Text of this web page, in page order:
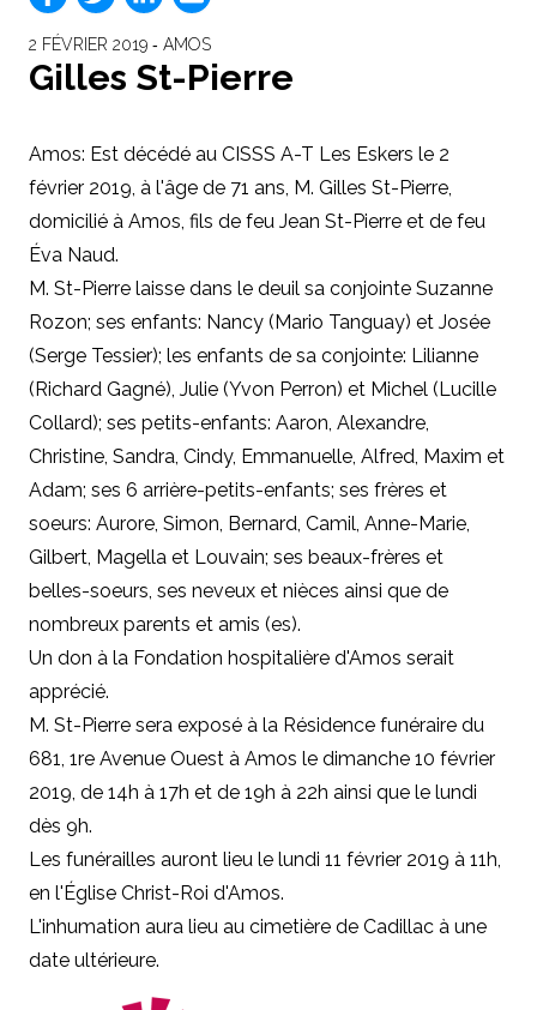
2 FÉVRIER 2019 ‐ AMOS
Gilles St-Pierre
Amos: Est décédé au CISSS A-T Les Eskers le 2
février 2019, à l'âge de 71 ans, M. Gilles St-Pierre,
domicilié à Amos, fils de feu Jean St-Pierre et de feu
Éva Naud.
M. St-Pierre laisse dans le deuil sa conjointe Suzanne
Rozon; ses enfants: Nancy (Mario Tanguay) et Josée
(Serge Tessier); les enfants de sa conjointe: Lilianne
(Richard Gagné), Julie (Yvon Perron) et Michel (Lucille
Collard); ses petits-enfants: Aaron, Alexandre,
Christine, Sandra, Cindy, Emmanuelle, Alfred, Maxim et
Adam; ses 6 arrière-petits-enfants; ses frères et
soeurs: Aurore, Simon, Bernard, Camil, Anne-Marie,
Gilbert, Magella et Louvain; ses beaux-frères et
belles-soeurs, ses neveux et nièces ainsi que de
nombreux parents et amis (es).
Un don à la Fondation hospitalière d'Amos serait
apprécié.
M. St-Pierre sera exposé à la Résidence funéraire du
681, 1re Avenue Ouest à Amos le dimanche 10 février
2019, de 14h à 17h et de 19h à 22h ainsi que le lundi
dès 9h.
Les funérailles auront lieu le lundi 11 février 2019 à 11h,
en l'Église Christ-Roi d'Amos.
L'inhumation aura lieu au cimetière de Cadillac à une
date ultérieure.